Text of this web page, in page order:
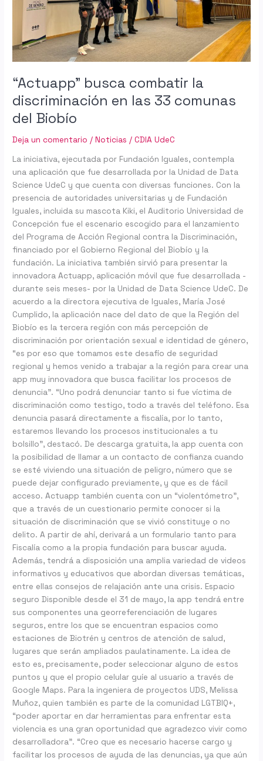
“Actuapp” busca combatir la
discriminación en las 33 comunas
del Biobío
Deja un comentario /Noticias /CDIA UdeC
La iniciativa, ejecutada por Fundación Iguales, contempla
una aplicación que fue desarrollada por la Unidad de Data
Science UdeC y que cuenta con diversas funciones. Con la
presencia de autoridades universitarias y de Fundación
Iguales, incluida su mascota Kiki, el Auditorio Universidad de
Concepción fue el escenario escogido para el lanzamiento
del Programa de Acción Regional contra la Discriminación,
financiado por el Gobierno Regional del Biobío y la
fundación. La iniciativa también sirvió para presentar la
innovadora Actuapp, aplicación móvil que fue desarrollada -
durante seis meses- por la Unidad de Data Science UdeC. De
acuerdo a la directora ejecutiva de Iguales, María José
Cumplido, la aplicación nace del dato de que la Región del
Biobío es la tercera región con más percepción de
discriminación por orientación sexual e identidad de género,
“es por eso que tomamos este desafío de seguridad
regional y hemos venido a trabajar a la región para crear una
app muy innovadora que busca facilitar los procesos de
denuncia”. “Uno podrá denunciar tanto si fue víctima de
discriminación como testigo, todo a través del teléfono. Esa
denuncia pasará directamente a fiscalía, por lo tanto,
estaremos llevando los procesos institucionales a tu
bolsillo”, destacó. De descarga gratuita, la app cuenta con
la posibilidad de llamar a un contacto de confianza cuando
se esté viviendo una situación de peligro, número que se
puede dejar configurado previamente, y que es de fácil
acceso. Actuapp también cuenta con un “violentómetro”,
que a través de un cuestionario permite conocer si la
situación de discriminación que se vivió constituye o no
delito. A partir de ahí, derivará a un formulario tanto para
Fiscalía como a la propia fundación para buscar ayuda.
Además, tendrá a disposición una amplia variedad de videos
informativos y educativos que abordan diversas temáticas,
entre ellas consejos de relajación ante una crisis. Espacio
seguro Disponible desde el 31 de mayo, la app tendrá entre
sus componentes una georreferenciación de lugares
seguros, entre los que se encuentran espacios como
estaciones de Biotrén y centros de atención de salud,
lugares que serán ampliados paulatinamente. La idea de
esto es, precisamente, poder seleccionar alguno de estos
puntos y que el propio celular guíe al usuario a través de
Google Maps. Para la ingeniera de proyectos UDS, Melissa
Muñoz, quien también es parte de la comunidad LGTBIQ+,
“poder aportar en dar herramientas para enfrentar esta
violencia es una gran oportunidad que agradezco vivir como
desarrolladora”. “Creo que es necesario hacerse cargo y
facilitar los procesos de ayuda de las denuncias, ya que aún
comunas
del
Biobío